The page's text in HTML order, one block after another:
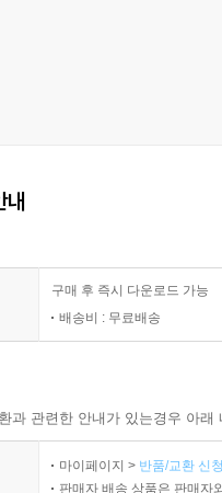
내
구매 후 즉시 다운로드 가능
배송비 : 무료배송
과 관련한 안내가 있는경우 아
마이페이지 > 반품/교환 신
판매자 배송 상품은 판매자